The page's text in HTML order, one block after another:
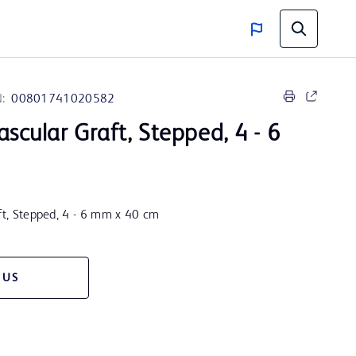
00801741020582
Graft, Stepped, 4 - 6
Stepped, 4 - 6 mm x 40 cm